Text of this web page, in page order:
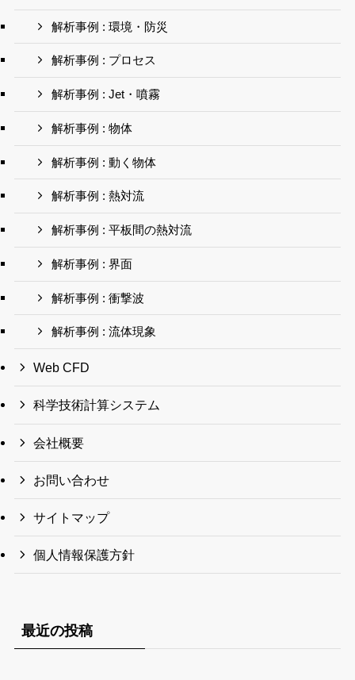
解析事例 : 環境・防災
解析事例 : プロセス
解析事例 : Jet・噴霧
解析事例 : 物体
解析事例 : 動く物体
解析事例 : 熱対流
解析事例 : 平板間の熱対流
解析事例 : 界面
解析事例 : 衝撃波
解析事例 : 流体現象
Web CFD
科学技術計算システム
会社概要
お問い合わせ
サイトマップ
個人情報保護方針
最近の投稿